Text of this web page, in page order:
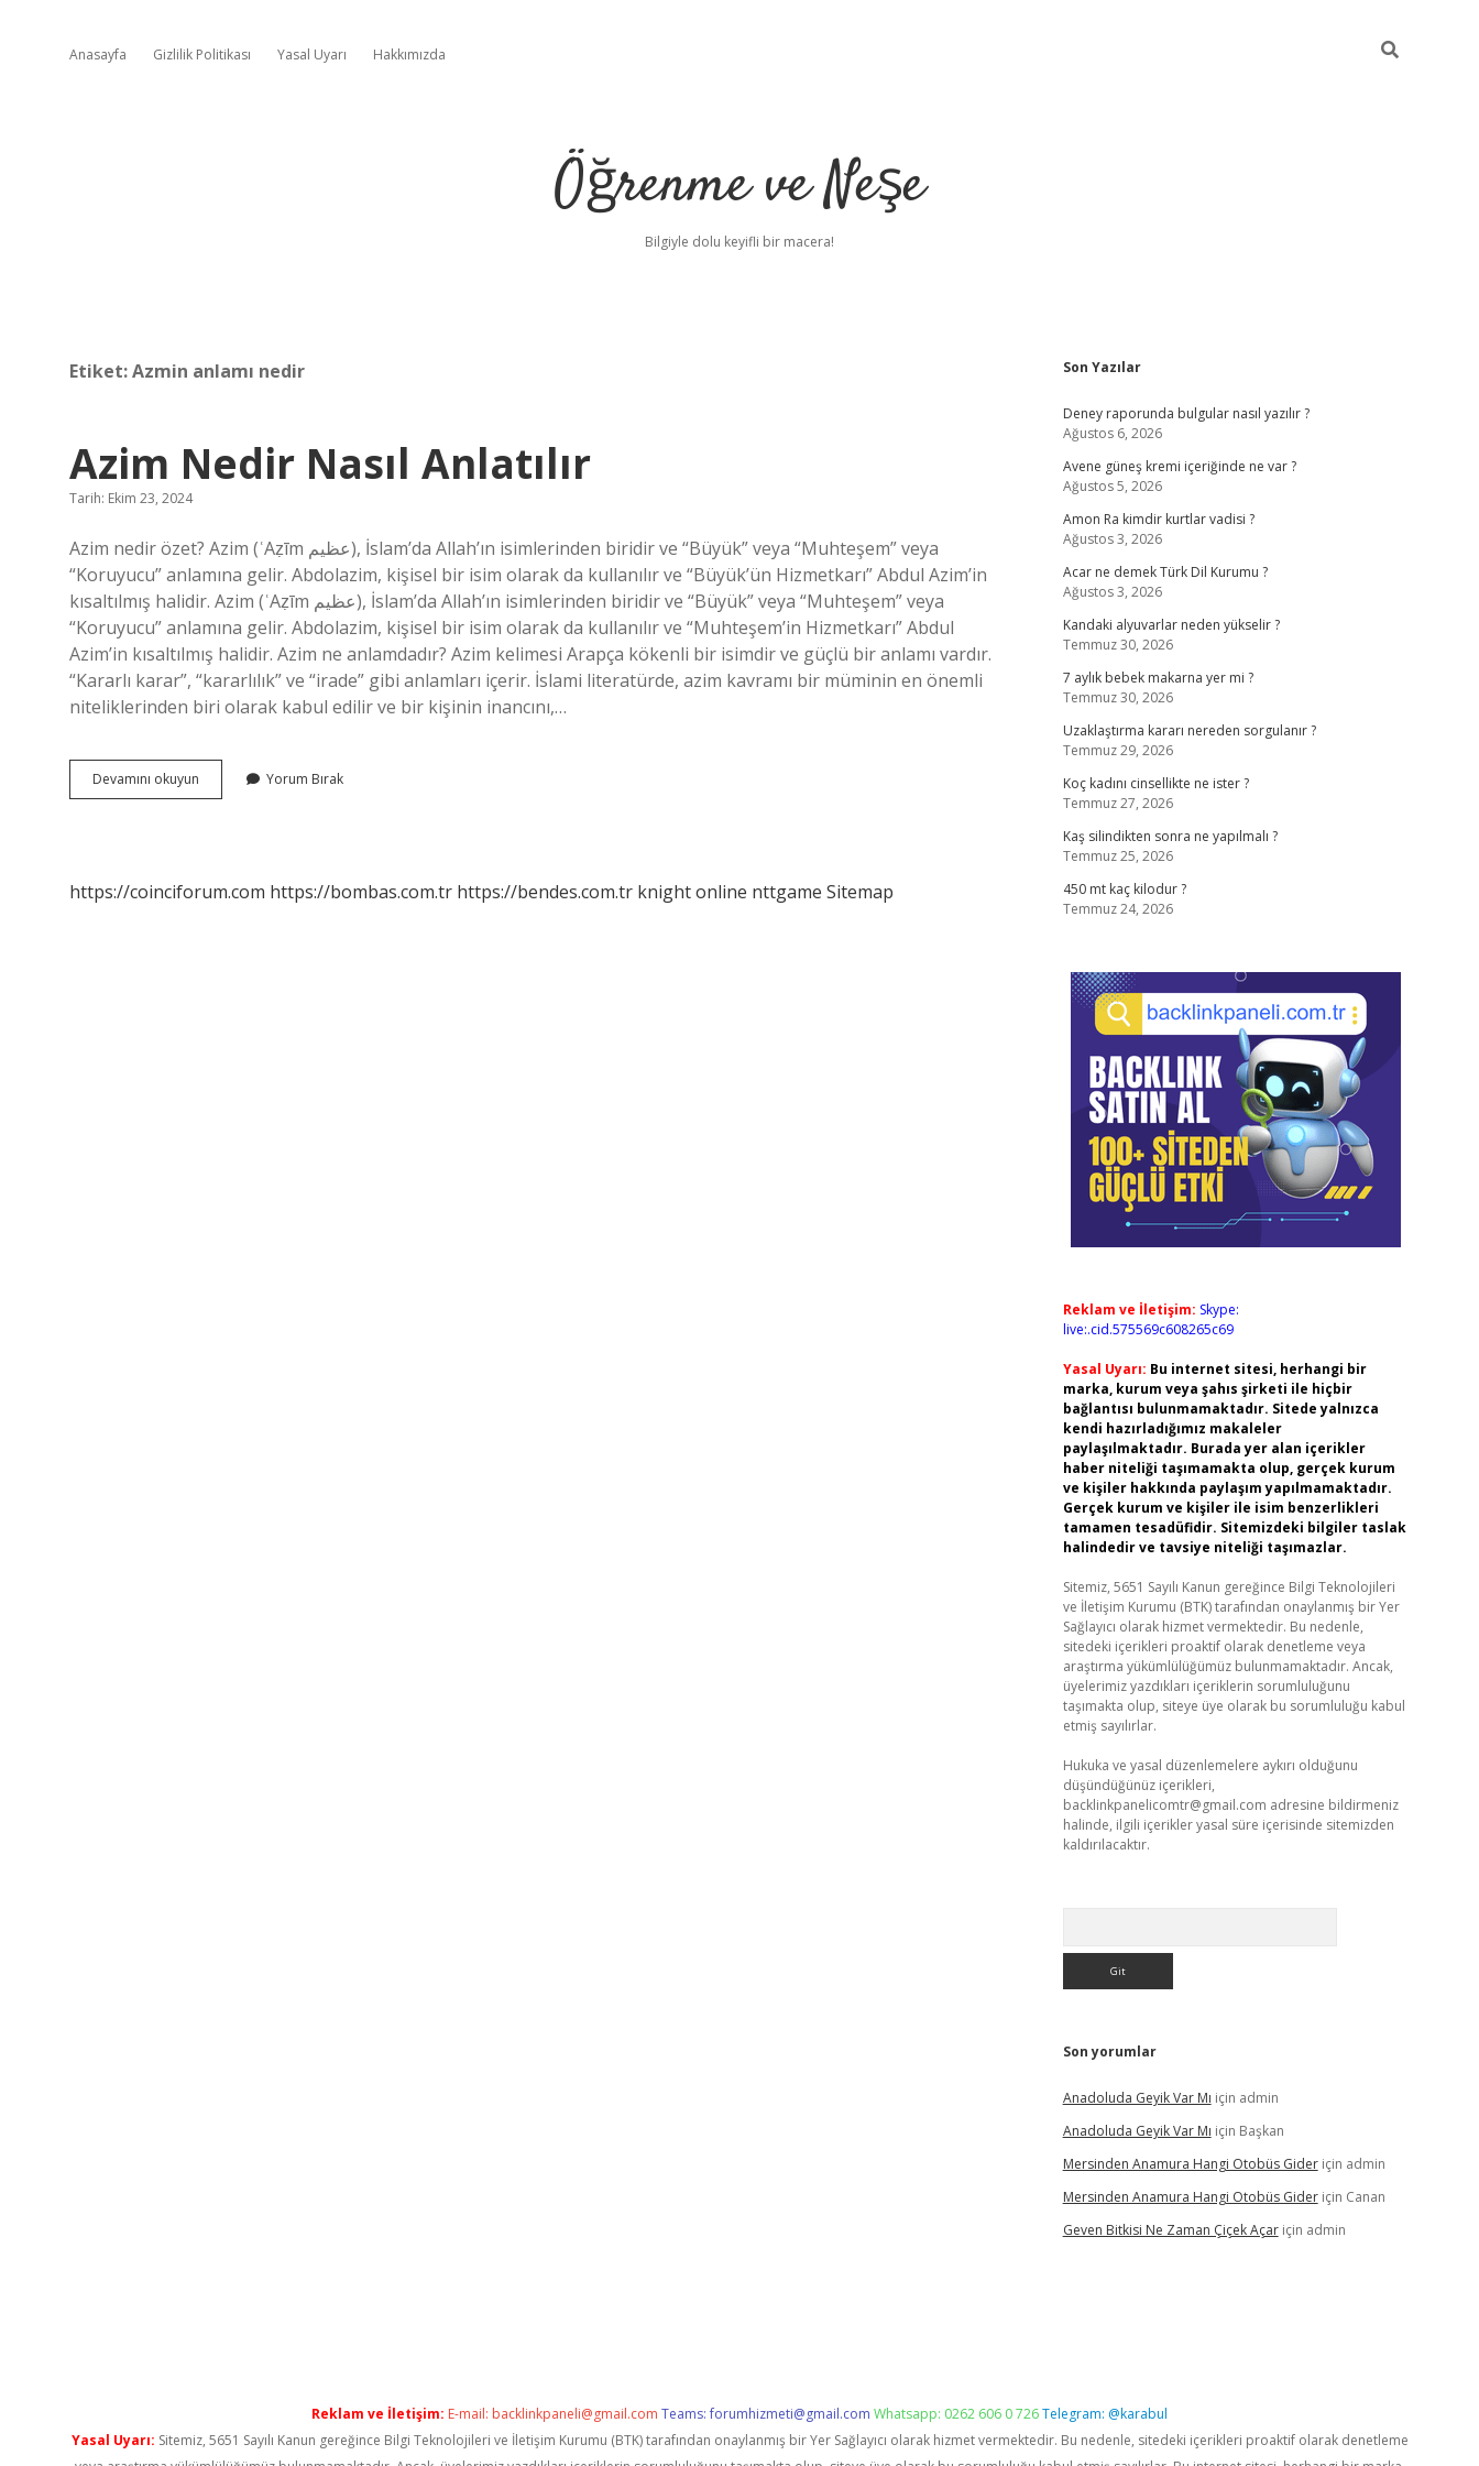
Anasayfa Gizlilik Politikası Yasal Uyarı Hakkımızda
Öğrenme ve Neşe
Bilgiyle dolu keyifli bir macera!
Etiket:Azmin anlamı nedir
Azim Nedir Nasıl Anlatılır
Tarih: Ekim 23, 2024
Azim nedir özet? Azim (ʿAẓīm عظيم), İslam’da Allah’ın isimlerinden biridir ve “Büyük” veya “Muhteşem” veya
“Koruyucu” anlamına gelir. Abdolazim, kişisel bir isim olarak da kullanılır ve “Büyük’ün Hizmetkarı” Abdul Azim’in
kısaltılmış halidir. Azim (ʿAẓīm عظيم), İslam’da Allah’ın isimlerinden biridir ve “Büyük” veya “Muhteşem” veya
“Koruyucu” anlamına gelir. Abdolazim, kişisel bir isim olarak da kullanılır ve “Muhteşem’in Hizmetkarı” Abdul
Azim’in kısaltılmış halidir. Azim ne anlamdadır? Azim kelimesi Arapça kökenli bir isimdir ve güçlü bir anlamı vardır.
“Kararlı karar”, “kararlılık” ve “irade” gibi anlamları içerir. İslami literatürde, azim kavramı bir müminin en önemli
niteliklerinden biri olarak kabul edilir ve bir kişinin inancını,…
Devamını okuyun
Nedir
Yorum Bırak
https://coinciforum.com https://bombas.com.tr https://bendes.com.tr knight online nttgame Sitemap
Sidebar
Son Yazılar
Deney raporunda bulgular nasıl yazılır ?
Ağustos 6, 2026
Avene güneş kremi içeriğinde ne var ?
Ağustos 5, 2026
Amon Ra kimdir kurtlar vadisi ?
Ağustos 3, 2026
Acar ne demek Türk Dil Kurumu ?
Ağustos 3, 2026
Kandaki alyuvarlar neden yükselir ?
Temmuz 30, 2026
7 aylık bebek makarna yer mi ?
Temmuz 30, 2026
Uzaklaştırma kararı nereden sorgulanır ?
Temmuz 29, 2026
Koç kadını cinsellikte ne ister ?
Temmuz 27, 2026
Kaş silindikten sonra ne yapılmalı ?
Temmuz 25, 2026
450 mt kaç kilodur ?
Temmuz 24, 2026
Reklam ve İletişim: Skype:
live:.cid.575569c608265c69
Yasal Uyarı: Bu internet sitesi, herhangi bir
marka, kurum veya şahıs şirketi ile hiçbir
bağlantısı bulunmamaktadır. Sitede yalnızca
kendi hazırladığımız makaleler
paylaşılmaktadır. Burada yer alan içerikler
haber niteliği taşımamakta olup, gerçek kurum
ve kişiler hakkında paylaşım yapılmamaktadır.
Gerçek kurum ve kişiler ile isim benzerlikleri
tamamen tesadüfidir. Sitemizdeki bilgiler taslak
halindedir ve tavsiye niteliği taşımazlar.
Sitemiz, 5651 Sayılı Kanun gereğince Bilgi Teknolojileri
ve İletişim Kurumu (BTK) tarafından onaylanmış bir Yer
Sağlayıcı olarak hizmet vermektedir. Bu nedenle,
sitedeki içerikleri proaktif olarak denetleme veya
araştırma yükümlülüğümüz bulunmamaktadır. Ancak,
üyelerimiz yazdıkları içeriklerin sorumluluğunu
taşımakta olup, siteye üye olarak bu sorumluluğu kabul
etmiş sayılırlar.
Hukuka ve yasal düzenlemelere aykırı olduğunu
düşündüğünüz içerikleri,
backlinkpanelicomtr@gmail.com adresine bildirmeniz
halinde, ilgili içerikler yasal süre içerisinde sitemizden
kaldırılacaktır.
Son yorumlar
Anadoluda Geyik Var Mı için admin
Anadoluda Geyik Var Mı için Başkan
Mersinden Anamura Hangi Otobüs Gideriçin admin
Mersinden Anamura Hangi Otobüs Gideriçin Canan
Geven Bitkisi Ne Zaman Çiçek Açariçin admin
Reklam ve İletişim: E-mail: backlinkpaneli@gmail.com Teams:forumhizmeti@gmail.com Whatsapp: 0262 606 0 726Telegram: @karabul
Yasal Uyarı: Sitemiz, 5651 Sayılı Kanun gereğince Bilgi Teknolojileri ve İletişim Kurumu (BTK) tarafından onaylanmış bir Yer Sağlayıcı olarak hizmet vermektedir. Bu nedenle, sitedeki içerikleri proaktif olarak denetleme